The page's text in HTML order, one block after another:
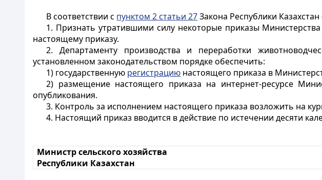
В соответствии с пунктом 2 статьи 27Закона Республики
1. Признать утратившими силу некоторые приказы
настоящему приказу.
2. Департаменту производства и переработки
установленном законодательством порядке обеспечить:
1) государственную регистрацию настоящего приказа в
2) размещение настоящего приказа на интернет-ресурсе
опубликования.
3. Контроль за исполнением настоящего приказа возложить на
4. Настоящий приказ вводится в действие по истечении десяти
Министр сельского хозяйства
Республики Казахстан